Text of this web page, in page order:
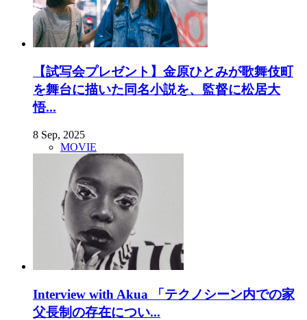
【試写会プレゼント】金原ひとみが歌舞伎町
を舞台に描いた同名小説を、監督に松居大
悟...
8 Sep, 2025
MOVIE
Interview with Akua 「テクノシーン内での家
父長制の存在につい...